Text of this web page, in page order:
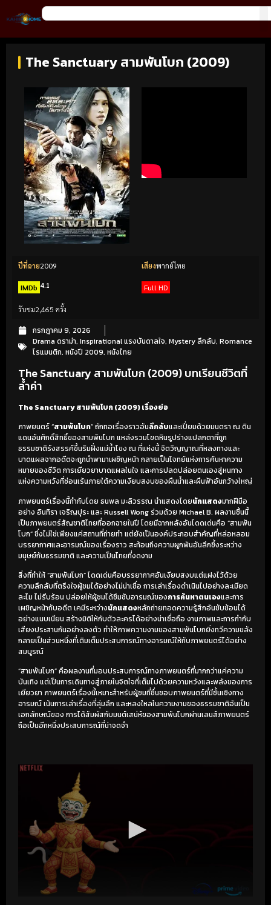
The Sanctuary สามพันโบก (2009)
ปีที่ฉาย2009 เสียงพากย์ไทย
IMDb 4.1 Full HD
รับชม2,465 ครั้ง
กรกฎาคม 9, 2026
Drama ดราม่า, Inspirational แรงบันดาลใจ, Mystery ลึกลับ, Romance
โรแมนติก, หนังปี 2009, หนังไทย
The Sanctuary สามพันโบก (2009) บทเรียนชีวิตที่
ล้ำค่า
The Sanctuary สามพันโบก (2009) เรื่องย่อ
ภาพยนตร์ “สามพันโบก” ถักทอเรื่องราวอันลึกลับและเปี่ยมด้วยมนตรา ณ ดิน
แดนอันศักดิ์สิทธิ์ของสามพันโบก แหล่งรวมโขดหินรูปร่างแปลกตาที่ถูก
ธรรมชาติรังสรรค์ขึ้นริมฝั่งแม่น้ำโขง ณ ที่แห่งนี้ จิตวิญญาณที่หลงทางและ
บาดแผลจากอดีตจะถูกนำพามาเผชิญหน้า กลายเป็นโจทย์แห่งการค้นหาความ
หมายของชีวิต การเยียวยาบาดแผลในใจ และการปลดปล่อยตนเองสู่หนทาง
แห่งความหวังที่ซ่อนเร้นภายใต้ความเงียบสงบของผืนน้ำและผืนฟ้าอันกว้างใหญ่
ภาพยนตร์เรื่องนี้กำกับโดย ธนพล มะลิวรรณ นำแสดงโดยนักแสดงมากฝีมือ
อย่าง อินทิรา เจริญปุระ และ Russell Wong ร่วมด้วย Michael B. ผลงานชิ้นนี้
เป็นภาพยนตร์สัญชาติไทยที่ออกฉายในปี โดยมีฉากหลังอันโดดเด่นคือ “สามพัน
โบก” ซึ่งไม่ใช่เพียงแค่สถานที่ถ่ายทำ แต่ยังเป็นองค์ประกอบสำคัญที่หล่อหลอม
บรรยากาศและอารมณ์ของเรื่องราว สะท้อนถึงความผูกพันอันลึกซึ้งระหว่าง
มนุษย์กับธรรมชาติ และความเป็นไทยที่งดงาม
สิ่งที่ทำให้ “สามพันโบก” โดดเด่นคือบรรยากาศอันเงียบสงบแต่แฝงไว้ด้วย
ความลึกลับที่ตรึงใจผู้ชมได้อย่างไม่น่าเชื่อ การเล่าเรื่องดำเนินไปอย่างละเมียด
ละไม ไม่รีบร้อน ปล่อยให้ผู้ชมได้ซึมซับอารมณ์ของการค้นหาตนเองและการ
เผชิญหน้ากับอดีต เคมีระหว่างนักแสดงหลักถ่ายทอดความรู้สึกอันซับซ้อนได้
อย่างแนบเนียน สร้างมิติให้กับตัวละครได้อย่างน่าเชื่อถือ งานภาพและการกำกับ
เสียงประสานกันอย่างลงตัว ทำให้ภาพความงามของสามพันโบกยิ่งทวีความขลัง
กลายเป็นส่วนหนึ่งที่เติมเต็มประสบการณ์ทางอารมณ์ให้กับภาพยนตร์ได้อย่าง
สมบูรณ์
“สามพันโบก” คือผลงานที่มอบประสบการณ์ทางภาพยนตร์ที่มากกว่าแค่ความ
บันเทิง แต่เป็นการเดินทางสู่ภายในจิตใจที่เต็มไปด้วยความหวังและพลังของการ
เยียวยา ภาพยนตร์เรื่องนี้เหมาะสำหรับผู้ชมที่ชื่นชอบภาพยนตร์ที่มีชั้นเชิงทาง
อารมณ์ เน้นการเล่าเรื่องที่ลุ่มลึก และหลงใหลในความงามของธรรมชาติอันเป็น
เอกลักษณ์ของ การได้สัมผัสกับมนต์เสน่ห์ของสามพันโบกผ่านเลนส์ภาพยนตร์
ถือเป็นอีกหนึ่งประสบการณ์ที่น่าจดจำ